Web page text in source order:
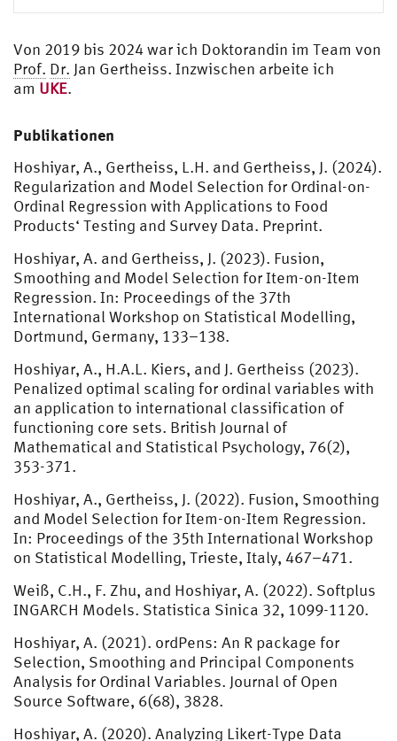
Von 2019 bis 2024 war ich Doktorandin im Team von
Prof. Dr. Jan Gertheiss. Inzwischen arbeite ich
am UKE.
Publikationen
Hoshiyar, A., Gertheiss, L.H. and Gertheiss, J. (2024).
Regularization and Model Selection for Ordinal-on-
Ordinal Regression with Applications to Food
Products‘ Testing and Survey Data. Preprint.
Hoshiyar, A. and Gertheiss, J. (2023). Fusion,
Smoothing and Model Selection for Item-on-Item
Regression. In: Proceedings of the 37th
International Workshop on Statistical Modelling,
Dortmund, Germany, 133–138.
Hoshiyar, A., H.A.L. Kiers, and J. Gertheiss (2023).
Penalized optimal scaling for ordinal variables with
an application to international classification of
functioning core sets. British Journal of
Mathematical and Statistical Psychology, 76(2),
353-371.
Hoshiyar, A., Gertheiss, J. (2022). Fusion, Smoothing
and Model Selection for Item-on-Item Regression.
In: Proceedings of the 35th International Workshop
on Statistical Modelling, Trieste, Italy, 467–471.
Weiß, C.H., F. Zhu, and Hoshiyar, A. (2022). Softplus
INGARCH Models. Statistica Sinica 32, 1099-1120.
Hoshiyar, A. (2021). ordPens: An R package for
Selection, Smoothing and Principal Components
Analysis for Ordinal Variables. Journal of Open
Source Software, 6(68), 3828.
Hoshiyar, A. (2020). Analyzing Likert-Type Data